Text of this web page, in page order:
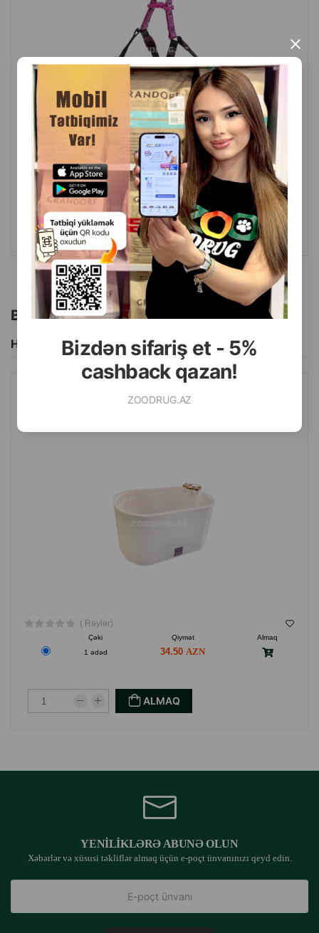
Bizdən sifariş et - 5%
cashback qazan!
ZOODRUG.AZ
×
təlim və gəzinti üçün ideal seçim
Material: paslanmayan polad
Tip: zəncirli təlim yaxalığı
Təyinat: təlim, gəzinti, davranışa nəzarət
Brend: Nunbell
İstehsal ölkəsi: Çin
Çəki Qiymət
Almaq
1 ədəd
32.00
ALMAQ
Bu brendin başqa məhsulları
Hamısını Gör
PET WATER FOUNTAIN AVTOMATIK SUVARMA FƏVVARƏSI
( Rəylər)
Çəki Qiymət
Almaq
1 ədəd
34.50
ALMAQ
YENILIKLƏRƏ ABUNƏ OLUN
Xəbərlər və xüsusi təkliflər almaq üçün e-poçt ünvanınızı qeyd edin.